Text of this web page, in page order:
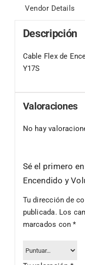
Vendor Details
Descripción
Cable Flex de
Y17S
Valoraciones
No hay
Sé el primero
Encendido y
Tu dirección de
publicada. Los
marcados con*